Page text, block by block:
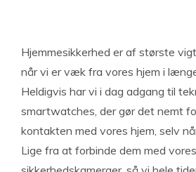
Hjemmesikkerhed er af største
når vi er væk fra vores hjem i
Heldigvis har vi i dag adgang til
smartwatches, der gør det nemt
kontakten med vores hjem, selv
Lige fra at forbinde dem med